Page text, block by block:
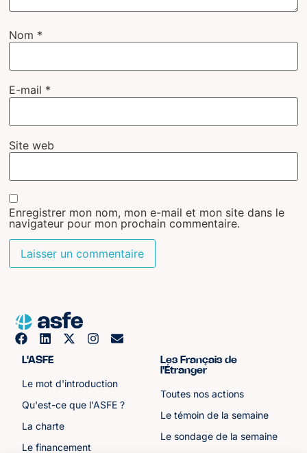
Nom *
E-mail *
Site web
Enregistrer mon nom, mon e-mail et mon site dans le
navigateur pour mon prochain commentaire.
L'ASFE
Le mot d'introduction
Qu'est-ce que l'ASFE ?
La charte
Le financement
Les Français de
l'Étranger
Toutes nos actions
Le témoin de la semaine
Le sondage de la semaine